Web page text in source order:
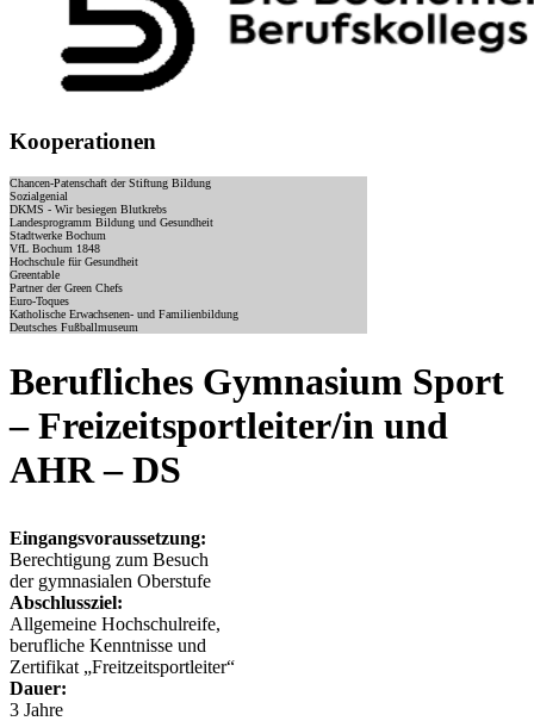
Kooperationen
Chancen-Patenschaft der Stiftung Bildung
Sozialgenial
DKMS - Wir besiegen Blutkrebs
Landesprogramm Bildung und Gesundheit
Stadtwerke Bochum
VfL Bochum 1848
Hochschule für Gesundheit
Greentable
Partner der Green Chefs
Euro-Toques
Katholische Erwachsenen- und Familienbildung
Deutsches Fußballmuseum
Berufliches Gymnasium Sport
– Freizeitsportleiter/in und
AHR – DS
Eingangsvoraussetzung:
Berechtigung zum Besuch
der gymnasialen Oberstufe
Abschlussziel:
Allgemeine Hochschulreife,
berufliche Kenntnisse und
Zertifikat „Freitzeitsportleiter“
Dauer:
3 Jahre